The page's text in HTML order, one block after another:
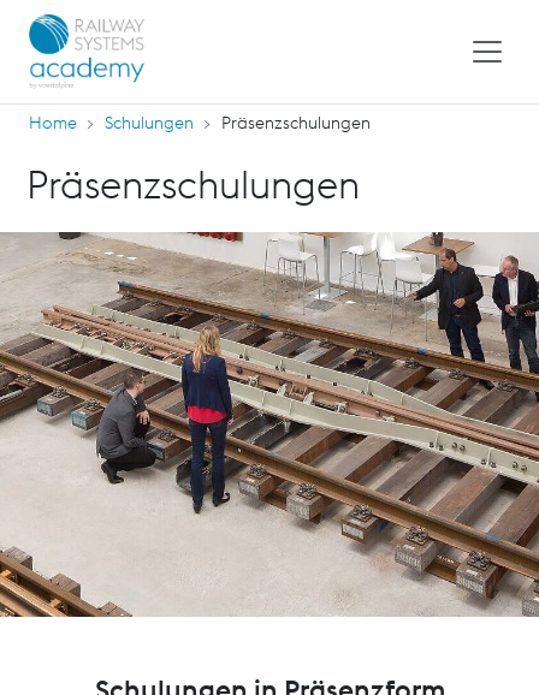
Home Schulungen Präsenzschulungen
Präsenzschulungen